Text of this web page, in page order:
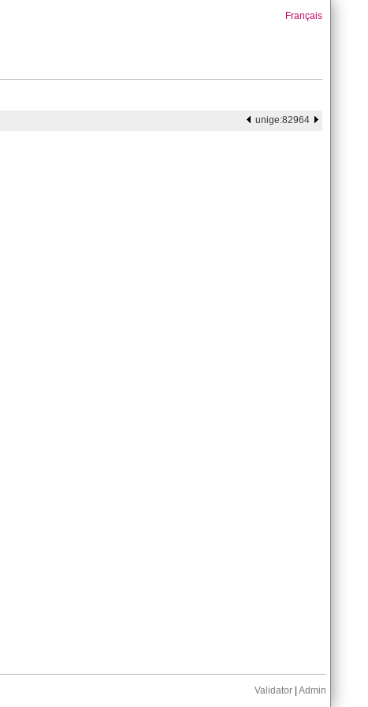
Français
unige:82964
Validator Admin